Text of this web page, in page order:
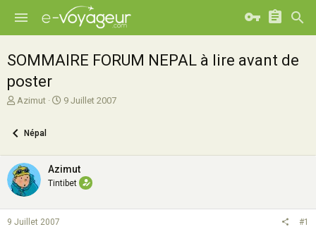
SOMMAIRE FORUM NEPAL à lire avant de
poster
A
e
r
d
e
d
Azimut
D
d
é
9 Juillet 2007
Népal
Azimut
Tintibet
9 Juillet 2007 #1